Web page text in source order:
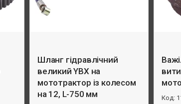
Шланг гідравлічний
великий YBX на
мототрактор із колесом
на 12, L-750 мм